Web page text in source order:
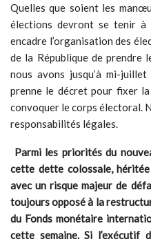
Quelles que soient les
élections devront se tenir à
encadre l’organisation des
de la République de prendre
nous avons jusqu’à mi-
prenne le décret pour fixer
convoquer le corps électoral.
responsabilités légales.
Parmi les priorités du
cette dette colossale,
avec un risque majeur de
toujours opposé à la
du Fonds monétaire
cette semaine. Si l’exécutif